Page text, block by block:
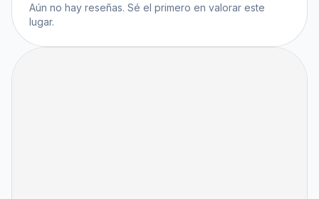
Aún no hay reseñas. Sé el primero en valorar este
lugar.